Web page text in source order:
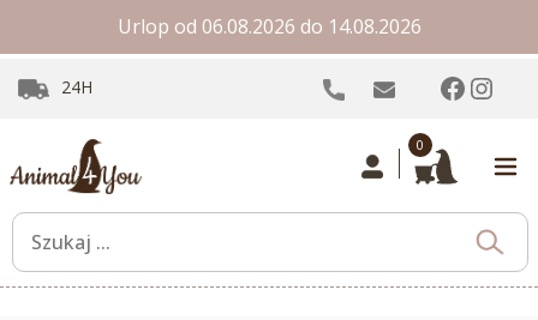
Urlop od 06.08.2026 do 14.08.2026
24H
0